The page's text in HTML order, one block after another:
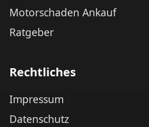
Motorschaden Ankauf
Ratgeber
Rechtliches
Impressum
Datenschutz